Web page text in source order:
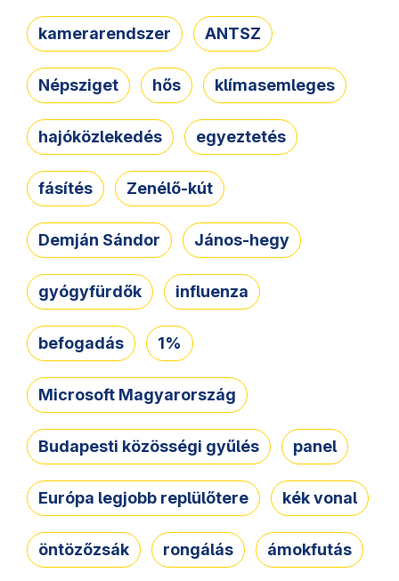
kamerarendszer ANTSZ
Népsziget hős klímasemleges
hajóközlekedés egyeztetés
fásítés Zenélő-kút
Demján Sándor János-hegy
gyógyfürdők influenza
befogadás 1%
Microsoft Magyarország
Budapesti közösségi gyűlés panel
Európa legjobb replülőtere kék vonal
öntözőzsák rongálás ámokfutás